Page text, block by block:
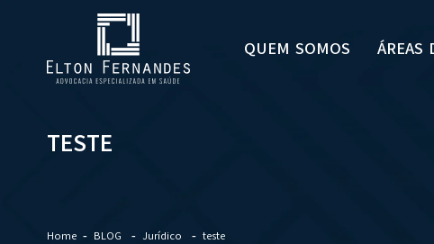
QUEM SOMOS ÁREAS
TESTE
Home BLOG Jurídico teste